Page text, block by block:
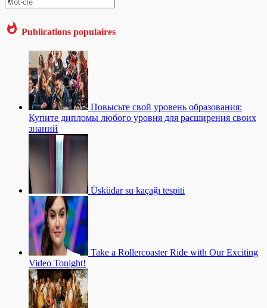
Publications populaires
Повысьте свой уровень образования:
Купите дипломы любого уровня для расширения своих
знаний
Üsküdar su kaçağı tespiti
Take a Rollercoaster Ride with Our Exciting
Video Tonight!